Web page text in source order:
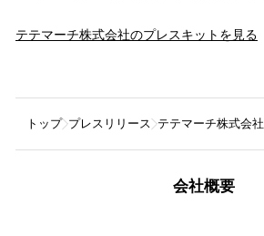
テテマーチ株式会社のプレスキットを見る
トップ プレスリリース テテマーチ株式会社
会社概要